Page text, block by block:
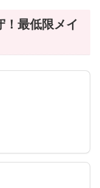
！最低限メイ